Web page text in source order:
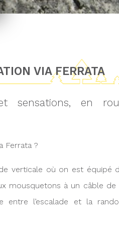
VIA FERRATA
et sensations, en
Ferrata ?
verticale où on est équipé
mousquetons à un câble de
entre l’escalade et la